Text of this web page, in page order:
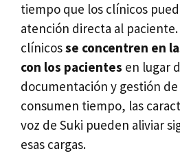
tiempo que los clínicos
atención directa al
clínicosse concentren en
con los pacientes en lugar
documentación y gestión
consumen tiempo, las
voz de Suki pueden aliviar
esas cargas.